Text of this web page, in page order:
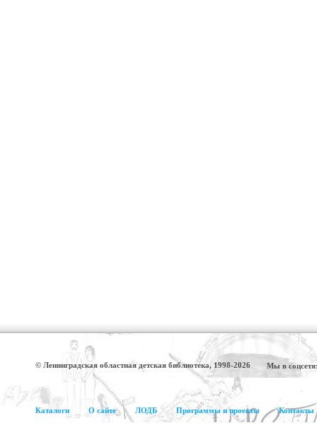
© Ленинградская областная детская библиотека, 1998-2026 Мы в
Каталоги О сайте ЛОДБ Программы и проекты Контакты